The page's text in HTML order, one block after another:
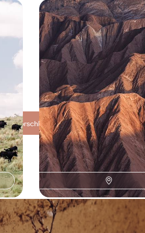
Chile und Argentinien -
Überquerung der
Nordwesten, Atacama-
Die unglaubliche Freiheit, die
den argentinischen Norden und
Atacama-Wüste mit sich bringt
Erinnerung
15 Tage, von CHF 5600 bis CHF 7200
Argentinien (4)